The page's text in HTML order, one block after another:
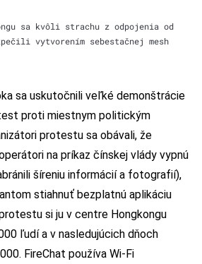
sa kvôli strachu z odpojenia od
vytvorením sebestačnej mesh
sa uskutočnili veľké demonštrácie
proti miestnym politickým
protestu sa obávali, že
na príkaz čínskej vlády vypnú
šíreniu informácií a fotografií),
stiahnuť bezplatnú aplikáciu
si ju v centre Hongkongu
ľudí a v nasledujúcich dňoch
FireChat používa Wi-Fi